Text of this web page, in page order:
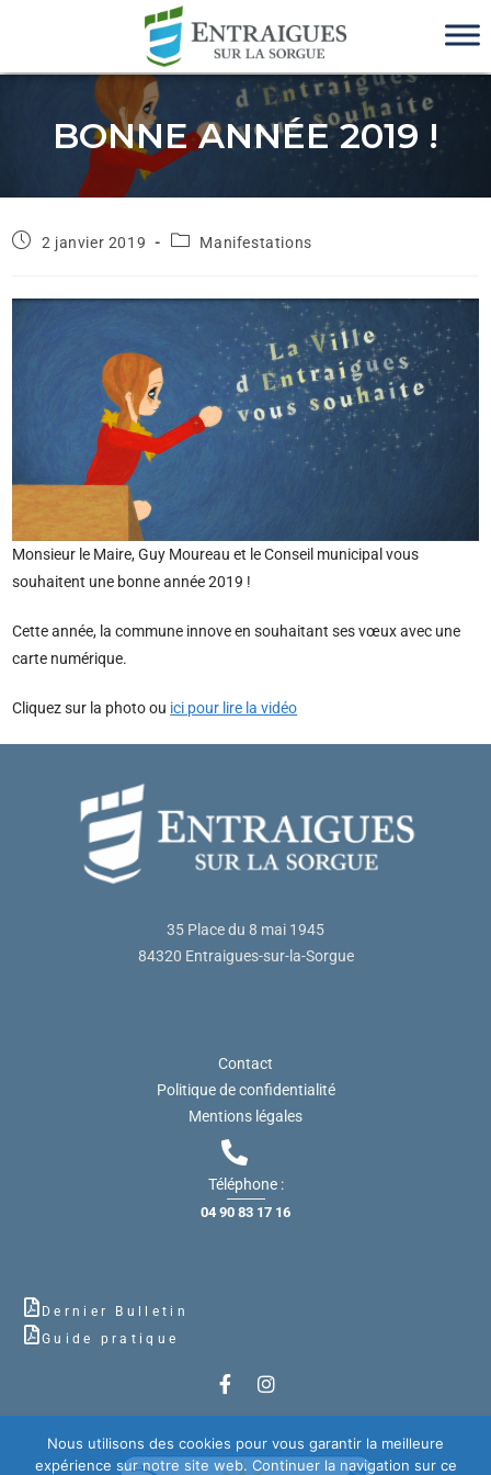
BONNE ANNÉE 2019 !
2 janvier 2019 Manifestations
Monsieur le Maire, Guy Moureau et le Conseil municipal vous
souhaitent une bonne année 2019 !
Cette année, la commune innove en souhaitant ses vœux avec une
carte numérique.
Cliquez sur la photo ou ici pour lire la vidéo
35 Place du 8 mai 1945
84320 Entraigues-sur-la-Sorgue
Contact
Politique de confidentialité
Mentions légales
Téléphone :
04 90 83 17 16
Dernier Bulletin
Guide pratique
Nous utilisons des cookies pour vous garantir la meilleure
expérience sur notre site web. Continuer la navigation sur ce